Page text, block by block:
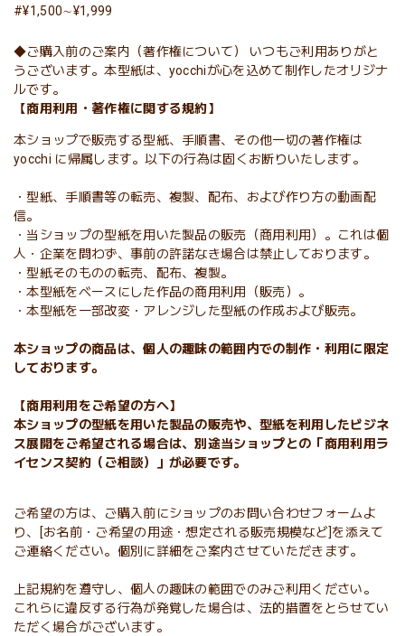
#¥1,500∼¥1,999
◆ご購入前のご案内（著作権について） いつもご利用ありがと
うございます。本型紙は、yocchiが心を込めて制作したオリジナ
ルです。
【商用利用・著作権に関する規約】
本ショップで販売する型紙、手順書、その他一切の著作権は
yocchi に帰属します。以下の行為は固くお断りいたします。
・型紙、手順書等の転売、複製、配布、および作り方の動画配
信。
・当ショップの型紙を用いた製品の販売（商用利用）。これは個
人・企業を問わず、事前の許諾なき場合は禁止しております。
・型紙そのものの転売、配布、複製。
・本型紙をベースにした作品の商用利用（販売）。
・本型紙を一部改変・アレンジした型紙の作成および販売。
本ショップの商品は、個人の趣味の範囲内での制作・利用に限定
しております。
【商用利用をご希望の方へ】
本ショップの型紙を用いた製品の販売や、型紙を利用したビジネ
ス展開をご希望される場合は、別途当ショップとの「商用利用ラ
イセンス契約（ご相談）」が必要です。
ご希望の方は、ご購入前にショップのお問い合わせフォームよ
り、[お名前・ご希望の用途・想定される販売規模など]を添えて
ご連絡ください。個別に詳細をご案内させていただきます。
上記規約を遵守し、個人の趣味の範囲でのみご利用ください。
これらに違反する行為が発覚した場合は、法的措置をとらせてい
ただく場合がございます。